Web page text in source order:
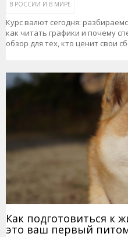
В РОССИИ И В МИРЕ
Курс валют сегодня:
как читать графики и почему
обзор для тех, кто ценит свои
Как подготовиться к
это ваш первый